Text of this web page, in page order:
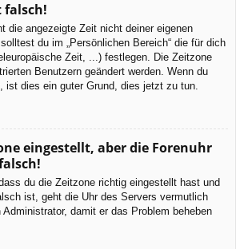
falsch!
die angezeigte Zeit nicht deiner eigenen
du im „Persönlichen Bereich“ die für dich
Zeit, ...) festlegen. Die Zeitzone
Benutzern geändert werden. Wenn du
ist dies ein guter Grund, dies jetzt zu tun.
eingestellt, aber die Forenuhr
du die Zeitzone richtig eingestellt hast und
ist, geht die Uhr des Servers vermutlich
damit er das Problem beheben